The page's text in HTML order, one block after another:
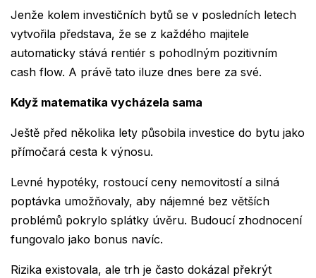
Jenže kolem investičních bytů se v posledních letech
vytvořila představa, že se z každého majitele
automaticky stává rentiér s pohodlným pozitivním
cash flow. A právě tato iluze dnes bere za své.
Když matematika vycházela sama
Ještě před několika lety působila investice do bytu jako
přímočará cesta k výnosu.
Levné hypotéky, rostoucí ceny nemovitostí a silná
poptávka umožňovaly, aby nájemné bez větších
problémů pokrylo splátky úvěru. Budoucí zhodnocení
fungovalo jako bonus navíc.
Rizika existovala, ale trh je často dokázal překrýt